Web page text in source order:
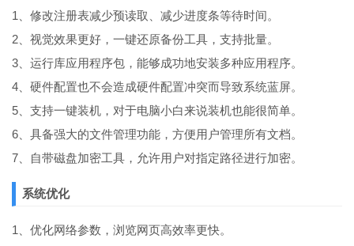
1、修改注册表减少预读取、减少进度条等待时间。
2、视觉效果更好，一键还原备份工具，支持批量。
3、运行库应用程序包，能够成功地安装多种应用程序。
4、硬件配置也不会造成硬件配置冲突而导致系统蓝屏。
5、支持一键装机，对于电脑小白来说装机也能很简单。
6、具备强大的文件管理功能，方便用户管理所有文档。
7、自带磁盘加密工具，允许用户对指定路径进行加密。
系统优化
1、优化网络参数，浏览网页高效率更快。